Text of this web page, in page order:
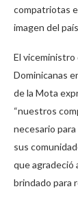
compatriotas
imagen del
El viceministro
Dominicanas
de la Mota
“nuestros
necesario
sus
que agradeció
brindado para